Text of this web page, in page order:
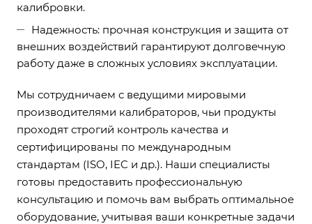
калибровки.
Надежность: прочная конструкция и защита от
внешних воздействий гарантируют долговечную
работу даже в сложных условиях эксплуатации.
Мы сотрудничаем с ведущими мировыми
производителями калибраторов, чьи продукты
проходят строгий контроль качества и
сертифицированы по международным
стандартам (ISO, IEC и др.). Наши специалисты
готовы предоставить профессиональную
консультацию и помочь вам выбрать оптимальное
оборудование, учитывая ваши конкретные задачи